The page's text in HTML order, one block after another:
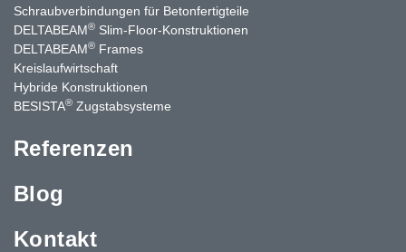
Schraubverbindungen für Betonfertigteile
DELTABEAM® Slim-Floor-Konstruktionen
DELTABEAM® Frames
Kreislaufwirtschaft
Hybride Konstruktionen
BESISTA® Zugstabsysteme
Referenzen
Blog
Kontakt